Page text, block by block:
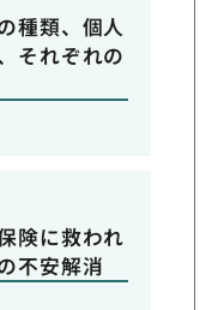
種類、個人
それぞれの
険に救われ
不安解消